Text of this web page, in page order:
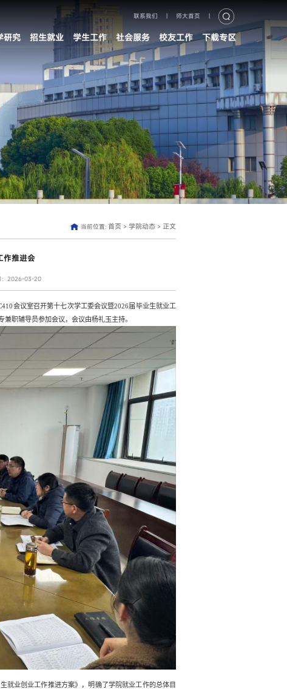
联系我们 师大首页
研究 招生就业 学生工作 社会服务 校友工作 下载专区
当前位置:首页 >学院动态 >正文
作推进会
：2026-03-20
会议室召开第十七次学工委会议暨2026届毕业生就业工
职辅导员参加会议，会议由杨礼玉主持。
就业创业工作推进方案》，明确了学院就业工作的总体目